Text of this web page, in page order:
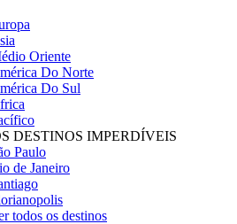
Oriente
Do Norte
Do Sul
DESTINOS IMPERDÍVEIS
Paulo
de Janeiro
todos os destinos